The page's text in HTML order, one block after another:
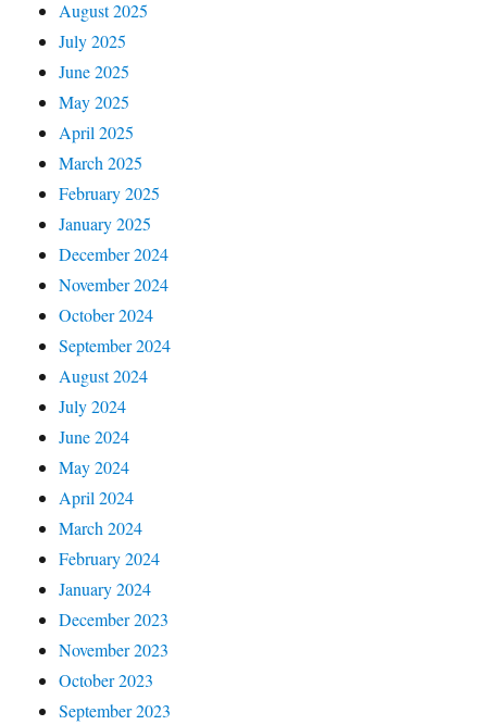
August 2025
July 2025
June 2025
May 2025
April 2025
March 2025
February 2025
January 2025
December 2024
November 2024
October 2024
September 2024
August 2024
July 2024
June 2024
May 2024
April 2024
March 2024
February 2024
January 2024
December 2023
November 2023
October 2023
September 2023